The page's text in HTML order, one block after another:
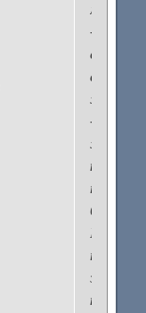
муж
-
сова,
а
жена
-
как
тогда
быть?
Не
это
к